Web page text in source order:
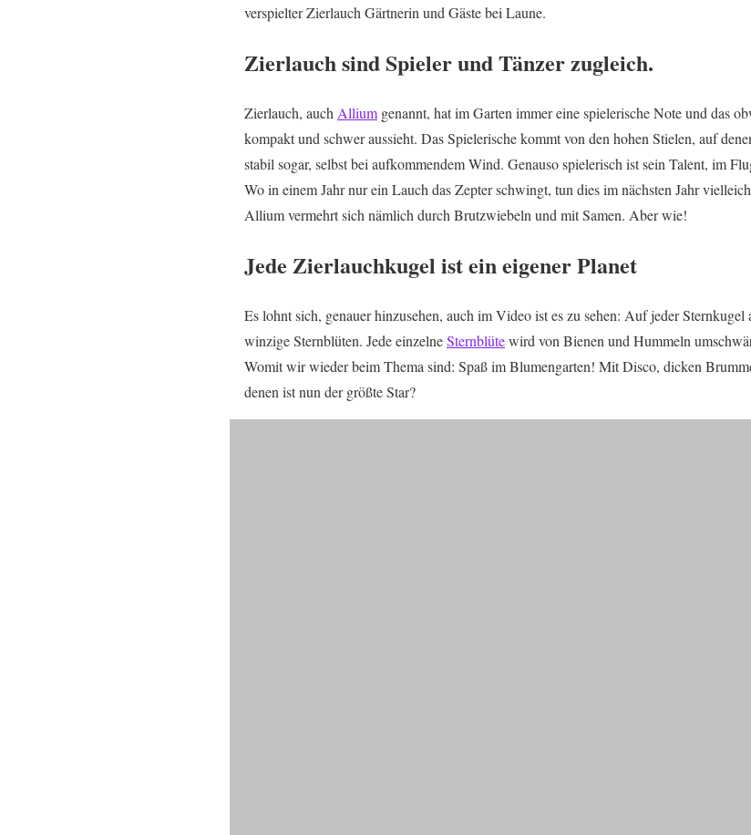
verspielter Zierlauch Gärtnerin und Gäste bei Laune.
Zierlauch sind Spieler und Tänzer zugleich.
Zierlauch, auch Allium genannt, hat im Garten immer eine spielerische Note und das
kompakt und schwer aussieht. Das Spielerische kommt von den hohen Stielen, auf
stabil sogar, selbst bei aufkommendem Wind. Genauso spielerisch ist sein Talent, im
Wo in einem Jahr nur ein Lauch das Zepter schwingt, tun dies im nächsten Jahr
Allium vermehrt sich nämlich durch Brutzwiebeln und mit Samen. Aber wie!
Jede Zierlauchkugel ist ein eigener Planet
Es lohnt sich, genauer hinzusehen, auch im Video ist es zu sehen: Auf jeder
winzige Sternblüten. Jede einzelneSternblütewird von Bienen und Hummeln
Womit wir wieder beim Thema sind: Spaß im Blumengarten! Mit Disco, dicken
denen ist nun der größte Star?